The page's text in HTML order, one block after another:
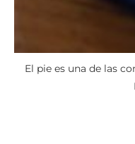
El pie es una de las